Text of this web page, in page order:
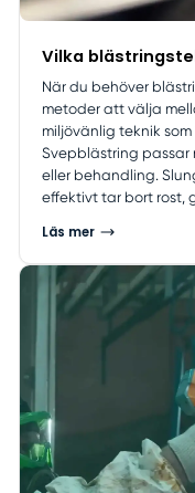
Vilka
När du behöver
metoder att välja
miljövänlig teknik
Svepblästring passar
eller behandling.
effektivt tar bort rost,
Läs mer